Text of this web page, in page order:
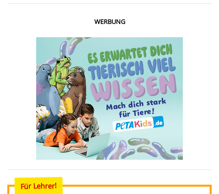
WERBUNG
Für Lehrer!